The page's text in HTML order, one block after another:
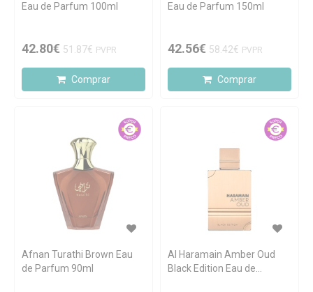
Eau de Parfum 100ml
42.80€ 51.87€ PVPR
Comprar
Eau de Parfum 150ml
42.56€ 58.42€ PVPR
Comprar
Afnan Turathi Brown Eau
de Parfum 90ml
Al Haramain Amber Oud
Black Edition Eau de